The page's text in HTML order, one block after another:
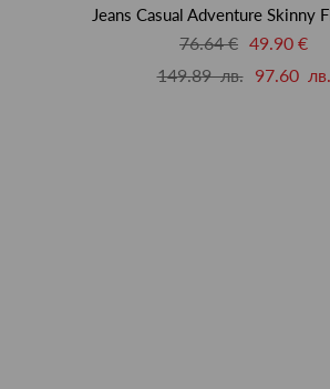
Jeans Casual Adventure Skinny
76.64 € 49.90 €
149.89 лв.
97.60 лв.